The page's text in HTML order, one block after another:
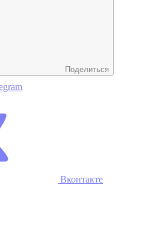
Поделиться
Вконтакте